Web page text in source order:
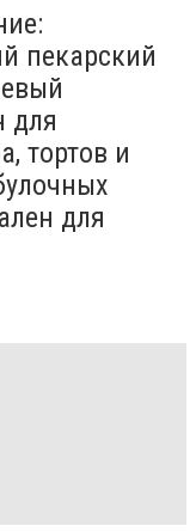
пекарский
для
тортов и
для